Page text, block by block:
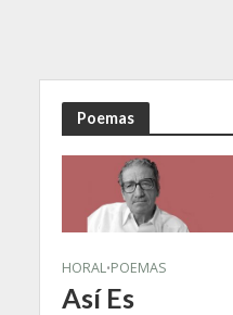
Poemas
HORAL•POEMAS
Así Es